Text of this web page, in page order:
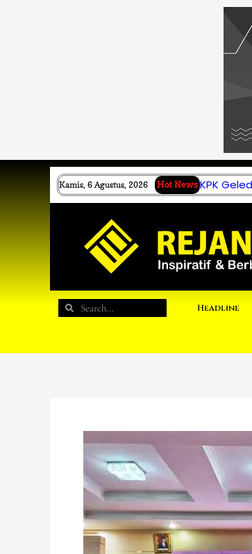
Kamis, 6 Agustus, 2026 Hot News KPK
Search
Search Headline
dan
Sekda
Lebong
Hadiri
Mediasi
Tapal